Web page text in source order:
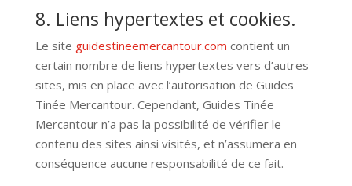
8. Liens hypertextes et cookies.
Le site guidestineemercantour.com contient un
certain nombre de liens hypertextes vers d’autres
sites, mis en place avec l’autorisation de Guides
Tinée Mercantour. Cependant, Guides Tinée
Mercantour n’a pas la possibilité de vérifier le
contenu des sites ainsi visités, et n’assumera en
conséquence aucune responsabilité de ce fait.